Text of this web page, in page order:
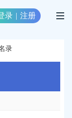
录 | 注册
录